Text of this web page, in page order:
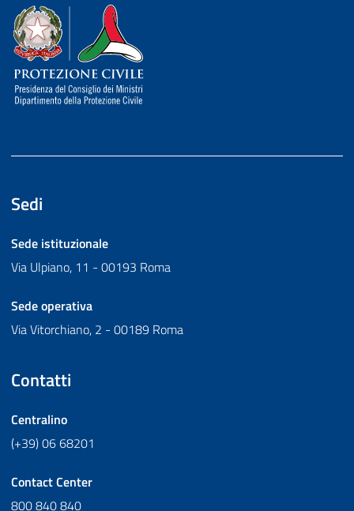
Dipartimento della Protezione Civile
Sedi
Sede istituzionale
Via Ulpiano, 11 - 00193 Roma
Sede operativa
Via Vitorchiano, 2 - 00189 Roma
Contatti
Centralino
(+39) 06 68201
Contact Center
800 840 840